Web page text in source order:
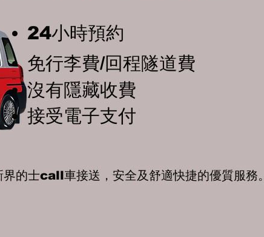
24小時預約
免行李費/回程隧道費
沒有隱藏收費​
接受電子支付
的士call車接送，安全及舒適快捷的優質服務。